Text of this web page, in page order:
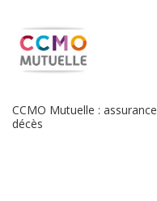
CCMO Mutuelle : assurance
décès